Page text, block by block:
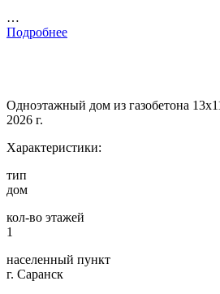
…
Подробнее
Одноэтажный дом из газобетона
2026 г.
Характеристики:
тип
дом
кол-во этажей
1
населенный пункт
г. Саранск